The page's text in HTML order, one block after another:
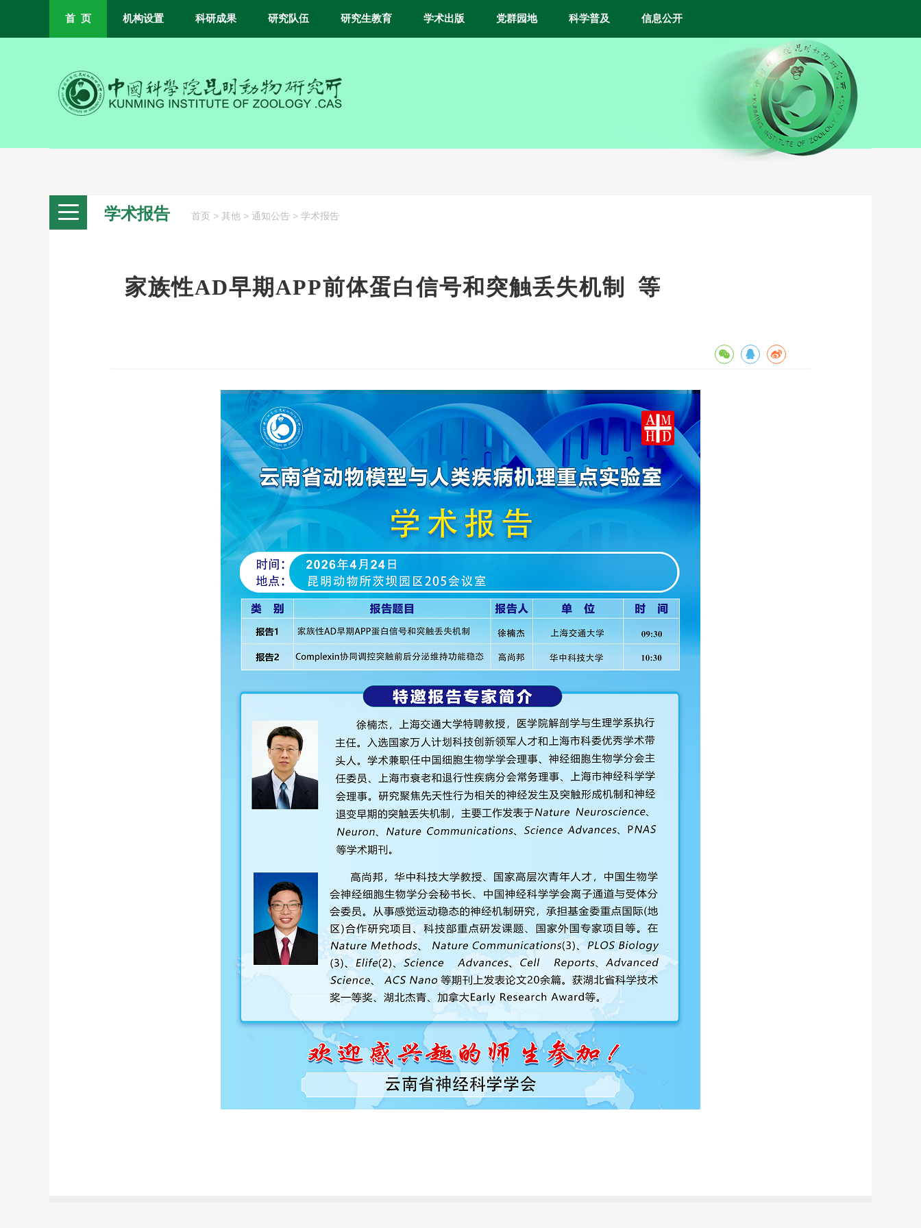
首 页 机构设置 科研成果 研究队伍 研究生教育 学术出版 党群园地 科学普及 信息公开
学术报告 首页 > 其他 > 通知公告 > 学术报告
家族性AD早期APP前体蛋白信号和突触丢失机制 等